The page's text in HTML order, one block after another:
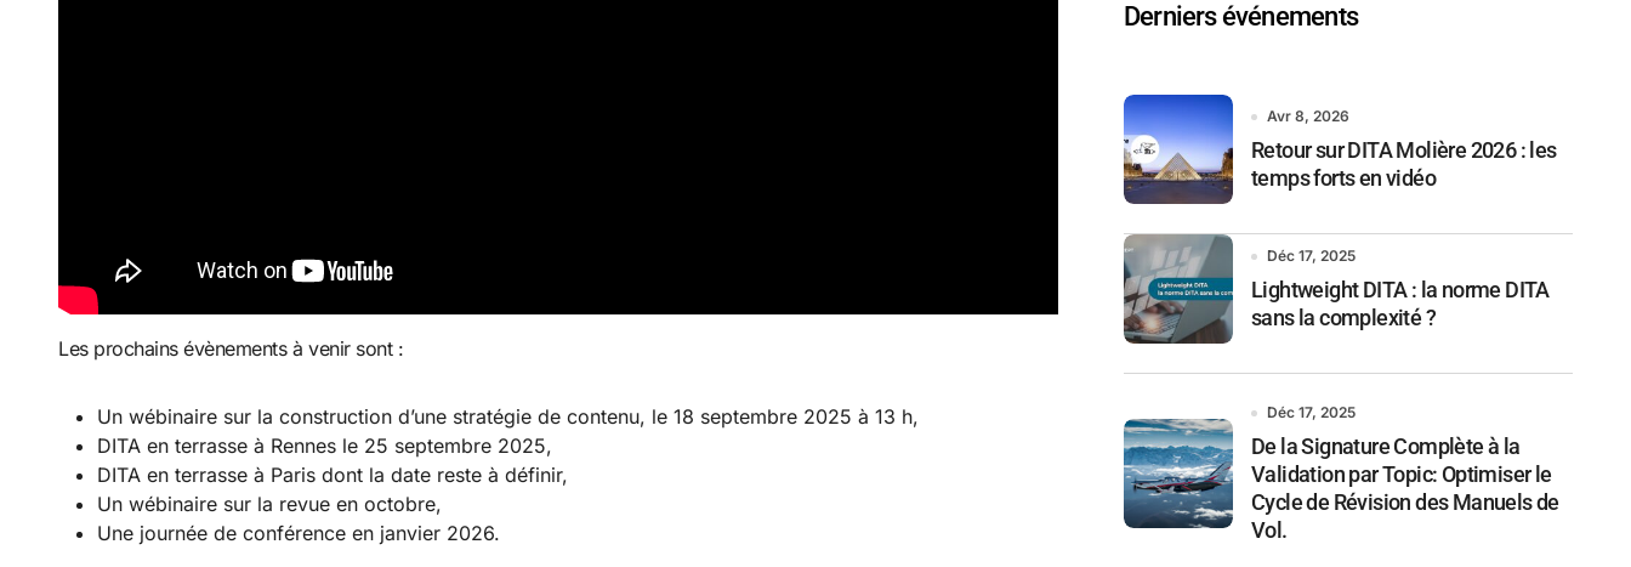
Les prochains évènements à venir sont :
Un wébinaire sur la construction d’une stratégie de contenu, le 18 septembre 2025 à 13 h,
DITA en terrasse à Rennes le 25 septembre 2025,
DITA en terrasse à Paris dont la date reste à définir,
Un wébinaire sur la revue en octobre,
Une journée de conférence en janvier 2026.
Derniers événements
Avr 8, 2026
Retour sur DITA Molière 2026 : les
temps forts en vidéo
Déc 17, 2025
Lightweight DITA : la norme DITA
sans la complexité ?
Déc 17, 2025
De la Signature Complète à la
Validation par Topic: Optimiser le
Cycle de Révision des Manuels de
Vol.